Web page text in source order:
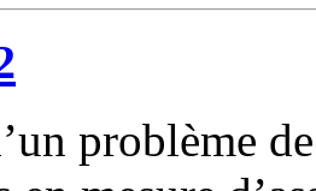
problème